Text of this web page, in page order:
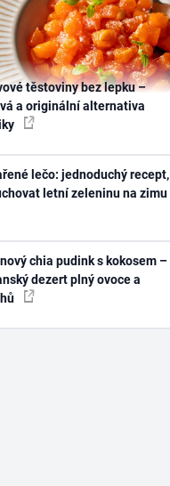
těstoviny bez lepku –
a originální alternativa
lečo: jednoduchý recept,
letní zeleninu na zimu
chia pudink s kokosem –
dezert plný ovoce a